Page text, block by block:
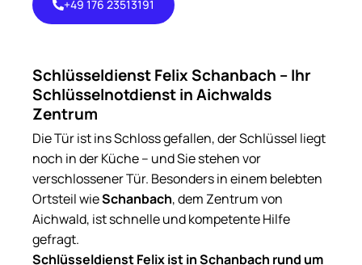
+49 176 23513191
Schlüsseldienst Felix Schanbach – Ihr
Schlüsselnotdienst in Aichwalds
Zentrum
Die Tür ist ins Schloss gefallen, der Schlüssel liegt
noch in der Küche – und Sie stehen vor
verschlossener Tür. Besonders in einem belebten
Ortsteil wieSchanbach, dem Zentrum von
Aichwald, ist schnelle und kompetente Hilfe
gefragt.
Schlüsseldienst Felix ist in Schanbach rund um